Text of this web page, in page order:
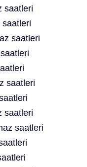
saatleri
saatleri
saatleri
saatleri
saatleri
saatleri